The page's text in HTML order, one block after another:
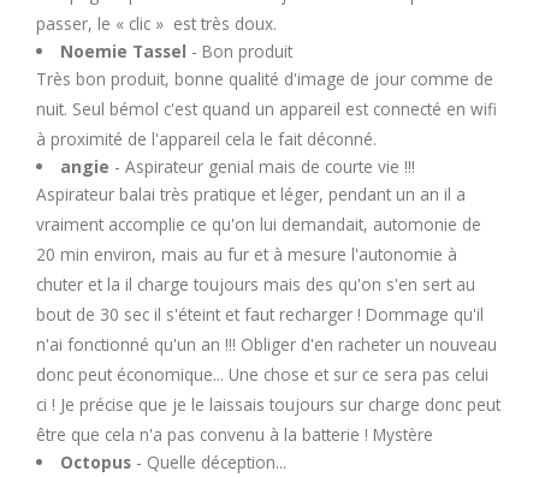
Z
passer, le « clic » est très doux.
Noemie Tassel - Bon produit
Très bon produit, bonne qualité d'image de jour comme de
nuit. Seul bémol c'est quand un appareil est connecté en wifi
à proximité de l'appareil cela le fait déconné.
angie - Aspirateur genial mais de courte vie !!!
Aspirateur balai très pratique et léger, pendant un an il a
vraiment accomplie ce qu'on lui demandait, automonie de
20 min environ, mais au fur et à mesure l'autonomie à
chuter et la il charge toujours mais des qu'on s'en sert au
bout de 30 sec il s'éteint et faut recharger ! Dommage qu'il
n'ai fonctionné qu'un an !!! Obliger d'en racheter un nouveau
donc peut économique... Une chose et sur ce sera pas celui
ci ! Je précise que je le laissais toujours sur charge donc peut
être que cela n'a pas convenu à la batterie ! Mystère
Octopus- Quelle déception...